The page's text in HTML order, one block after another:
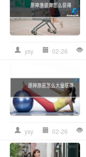
ysy 02-26
ysy 02-26